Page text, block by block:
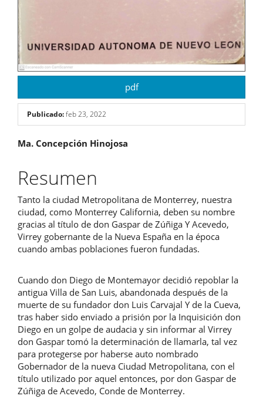
pdf
Publicado:feb 23, 2022
Contenido
principal
del
artículo
Ma. Concepción Hinojosa
Resumen
Tanto la ciudad Metropolitana de Monterrey, nuestra
ciudad, como Monterrey California, deben su nombre
gracias al título de don Gaspar de Zúñiga Y Acevedo,
Virrey gobernante de la Nueva España en la época
cuando ambas poblaciones fueron fundadas.
Cuando don Diego de Montemayor decidió repoblar la
antigua Villa de San Luis, abandonada después de la
muerte de su fundador don Luis Carvajal Y de la Cueva,
tras haber sido enviado a prisión por la Inquisición don
Diego en un golpe de audacia y sin informar al Virrey
don Gaspar tomó la determinación de llamarla, tal vez
para protegerse por haberse auto nombrado
Gobernador de la nueva Ciudad Metropolitana, con el
título utilizado por aquel entonces, por don Gaspar de
Zúñiga de Acevedo, Conde de Monterrey.